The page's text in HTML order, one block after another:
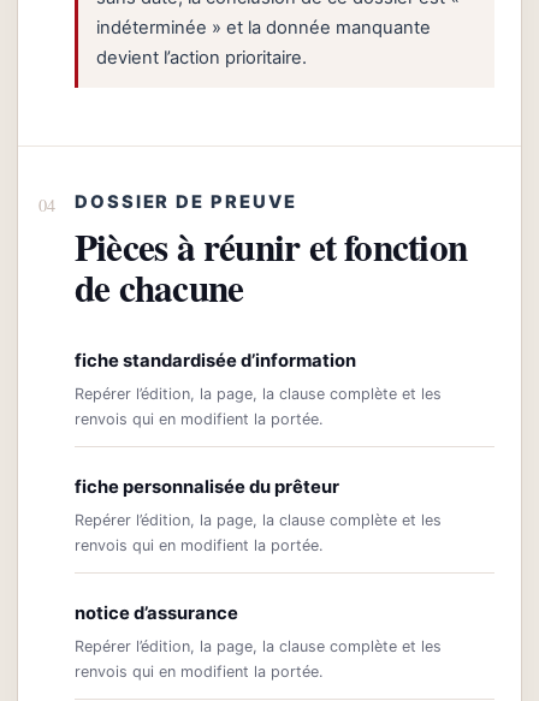
indéterminée » et la donnée manquante
devient l’action prioritaire.
DOSSIER DE PREUVE
Pièces à réunir et fonction
de chacune
fiche standardisée d’information
Repérer l’édition, la page, la clause complète et les
renvois qui en modifient la portée.
fiche personnalisée du prêteur
Repérer l’édition, la page, la clause complète et les
renvois qui en modifient la portée.
notice d’assurance
Repérer l’édition, la page, la clause complète et les
renvois qui en modifient la portée.